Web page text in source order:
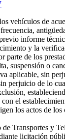
vehículos de
informe
y la
de los
suspensión o
aplicable, sin
perjuicio de lo
el
los actos de
Transportes y
licitación